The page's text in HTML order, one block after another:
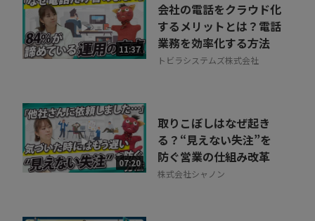
11:37
会社の電話をクラウド化
するメリットとは？電話
業務を効率化する方法
トビラシステムズ株式会社
07:20
取りこぼしはなぜ起き
る？“見えない失注”を
防ぐ営業の仕組み改革
株式会社シャノン